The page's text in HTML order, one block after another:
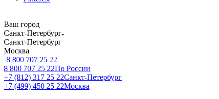
Ваш город
Санкт-Петербург
Санкт-Петербург
Москва
8 800 707 25 22
8 800 707 25 22По России
+7 (812) 317 25 22Санкт-Петербург
+7 (499) 450 25 22Москва